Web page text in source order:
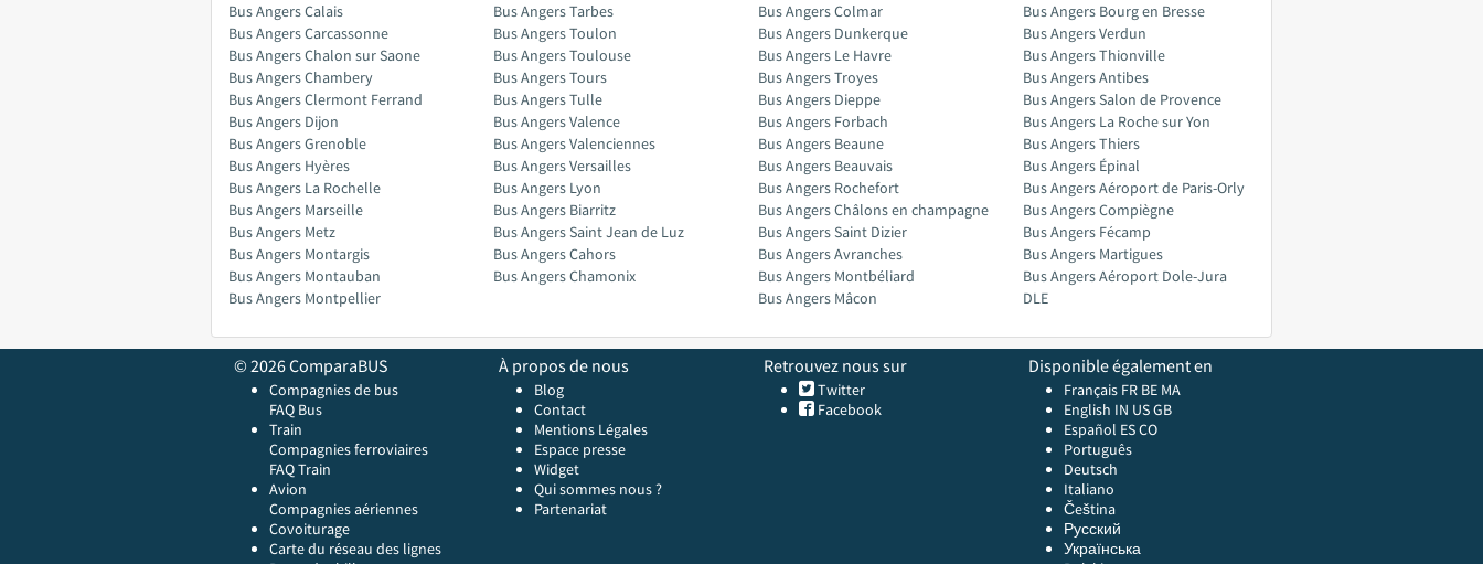
Bus Angers Calais
Bus Angers Carcassonne
Bus Angers Chalon sur Saone
Bus Angers Chambery
Bus Angers Clermont Ferrand
Bus Angers Dijon
Bus Angers Grenoble
Bus Angers Hyères
Bus Angers La Rochelle
Bus Angers Marseille
Bus Angers Metz
Bus Angers Montargis
Bus Angers Montauban
Bus Angers Montpellier
Bus Angers Tarbes
Bus Angers Toulon
Bus Angers Toulouse
Bus Angers Tours
Bus Angers Tulle
Bus Angers Valence
Bus Angers Valenciennes
Bus Angers Versailles
Bus Angers Lyon
Bus Angers Biarritz
Bus Angers Saint Jean de Luz
Bus Angers Cahors
Bus Angers Chamonix
Bus Angers Colmar
Bus Angers Dunkerque
Bus Angers Le Havre
Bus Angers Troyes
Bus Angers Dieppe
Bus Angers Forbach
Bus Angers Beaune
Bus Angers Beauvais
Bus Angers Rochefort
Bus Angers Châlons en champagne
Bus Angers Saint Dizier
Bus Angers Avranches
Bus Angers Montbéliard
Bus Angers Mâcon
Bus Angers Bourg en Bresse
Bus Angers Verdun
Bus Angers Thionville
Bus Angers Antibes
Bus Angers Salon de Provence
Bus Angers La Roche sur Yon
Bus Angers Thiers
Bus Angers Épinal
Bus Angers Aéroport de Paris-Orly
Bus Angers Compiègne
Bus Angers Fécamp
Bus Angers Martigues
Bus Angers Aéroport Dole-Jura
DLE
© 2026 ComparaBUS
Compagnies de bus
FAQ Bus
Train
Compagnies ferroviaires
FAQ Train
Avion
Compagnies aériennes
Covoiturage
Carte du réseau des lignes
À propos de nous
Blog
Contact
Mentions Légales
Espace presse
Widget
Qui sommes nous ?
Partenariat
Retrouvez nous sur
Twitter
Facebook
Disponible également en
Français FR BE MA
English IN USGB
Español ESCO
Português
Deutsch
Italiano
Čeština
Русский
Українська